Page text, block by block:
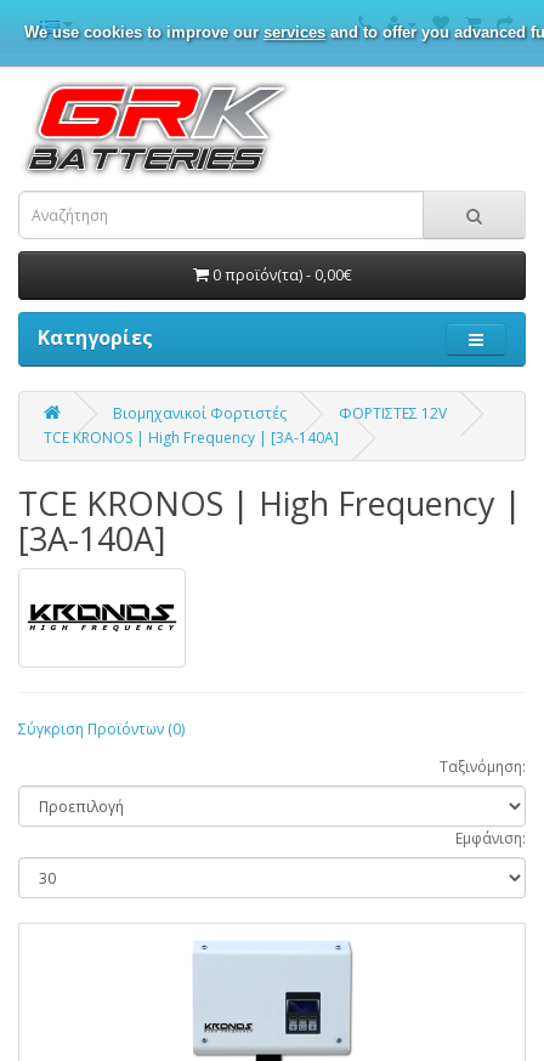
We use cookies to improve our servicesand to offer you advanced
0 προϊόν(τα) - 0,00€
Κατηγορίες
Βιομηχανικοί Φορτιστές
ΦΟΡΤΙΣΤΕΣ 12V
TCE KRONOS | High Frequency | [3A-140A]
TCE KRONOS | High Frequency |
[3A-140A]
Σύγκριση Προϊόντων (0)
Ταξινόμηση:
Εμφάνιση: